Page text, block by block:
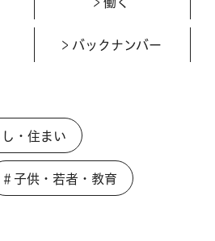
バックナンバー
し・住まい
＃子供・若者・教育